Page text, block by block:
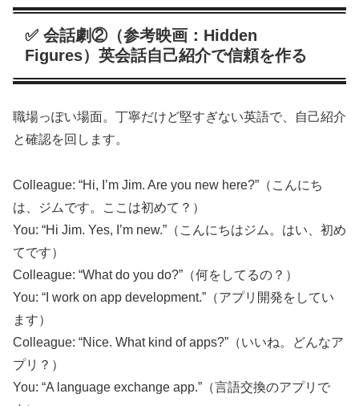
✅ 会話劇②（参考映画：Hidden
Figures）英会話自己紹介で信頼を作る
職場っぽい場面。丁寧だけど堅すぎない英語で、自己紹介
と確認を回します。
Colleague: “Hi, I’m Jim. Are you new here?”（こんにち
は、ジムです。ここは初めて？）
You: “Hi Jim. Yes, I’m new.”（こんにちはジム。はい、初め
てです）
Colleague: “What do you do?”（何をしてるの？）
You: “I work on app development.”（アプリ開発をしてい
ます）
Colleague: “Nice. What kind of apps?”（いいね。どんなア
プリ？）
You: “A language exchange app.”（言語交換のアプリで